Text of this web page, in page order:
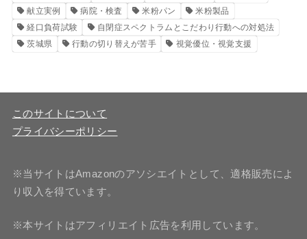
献立実例
病院・検査 米粉パン
米粉製品
経口負荷試験
自閉症スペクトラムとこだわり行動への対処法
茨城県
行動の切り替えが苦手 視覚優位・視覚支援
このサイトについて
プライバシーポリシー
※当サイトはAmazonのアソシエイトとして、適格販売によ
り収入を得ています。
※本サイトはアフィリエイト広告を利用しています。